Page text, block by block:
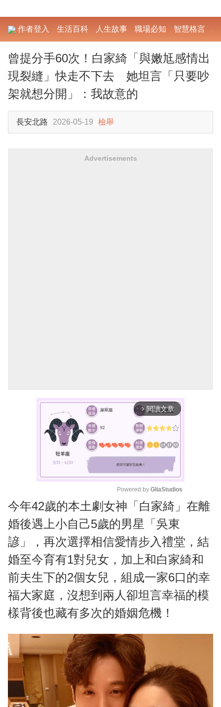
作者登入 生活百科 人生故事 職場必知 智慧格言
曾提分手60次！白家綺「與嫩尪感情出
現裂縫」快走不下去 她坦言「只要吵
架就想分開」：我故意的
長安北路 2026-05-19 檢舉
Advertisements
arrow_forward_ios 閱讀文章
M
u
e
Powered by GliaStudios
今年42歲的本土劇女神「白家綺」在離
婚後遇上小自己5歲的男星「吳東
諺」，再次選擇相信愛情步入禮堂，結
婚至今育有1對兒女，加上和白家綺和
前夫生下的2個女兒，組成一家6口的幸
福大家庭，沒想到兩人卻坦言幸福的模
樣背後也藏有多次的婚姻危機！